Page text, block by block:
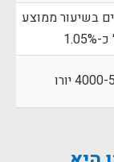
בשיעור ממוצע
יורו